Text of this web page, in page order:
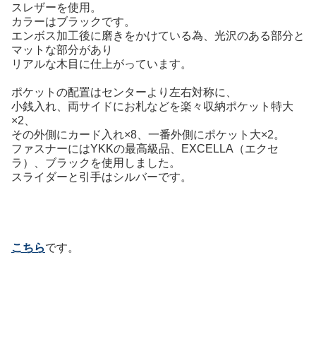
スレザーを使用。
カラーはブラックです。
エンボス加工後に磨きをかけている為、光沢のある部分と
マットな部分があり
リアルな木目に仕上がっています。
ポケットの配置はセンターより左右対称に、
小銭入れ、両サイドにお札などを楽々収納ポケット特大
×2、
その外側にカード入れ×8、一番外側にポケット大×2。
ファスナーにはYKKの最高級品、EXCELLA（エクセ
ラ）、ブラックを使用しました。
スライダーと引手はシルバーです。
こちらです。